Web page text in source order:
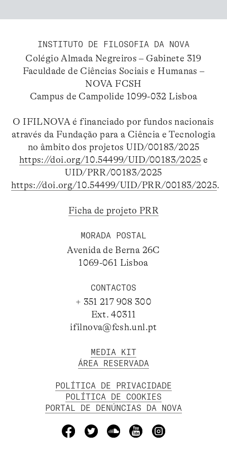
INSTITUTO DE FILOSOFIA DA NOVA
Colégio Almada Negreiros – Gabinete 319
Faculdade de Ciências Sociais e Humanas –
NOVA FCSH
Campus de Campolide 1099-032 Lisboa
O IFILNOVA é financiado por fundos nacionais
através da Fundação para a Ciência e Tecnologia
no âmbito dos projetos UID/00183/2025
https://doi.org/10.54499/UID/00183/2025 e
UID/PRR/00183/2025
https://doi.org/10.54499/UID/PRR/00183/2025.
Ficha de projeto PRR
MORADA POSTAL
Avenida de Berna 26C
1069-061 Lisboa
CONTACTOS
+ 351 217 908 300
Ext. 40311
ifilnova@fcsh.unl.pt
MEDIA KIT
ÁREA RESERVADA
POLÍTICA DE PRIVACIDADE
POLÍTICA DE COOKIES
PORTAL DE DENÚNCIAS DA NOVA